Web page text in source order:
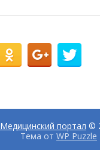
Медицинский портал ©
Тема от WP Puzzle